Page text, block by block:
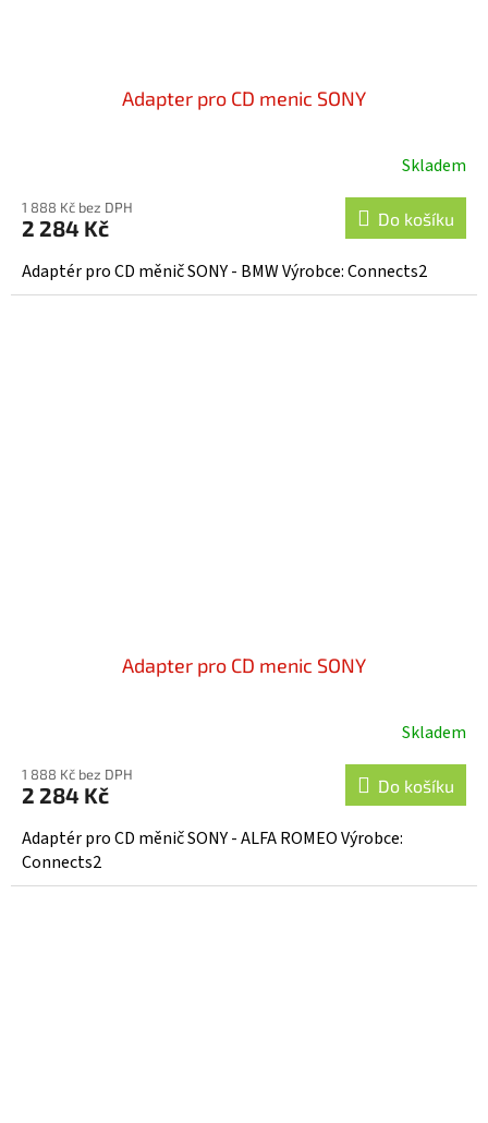
Adapter pro CD menic SONY
Skladem
1 888 Kč bez DPH
2 284 Kč Do košíku
Adaptér pro CD měnič SONY - BMW Výrobce: Connects2
Adapter pro CD menic SONY
Skladem
1 888 Kč bez DPH
2 284 Kč Do košíku
Adaptér pro CD měnič SONY - ALFA ROMEO Výrobce:
Connects2